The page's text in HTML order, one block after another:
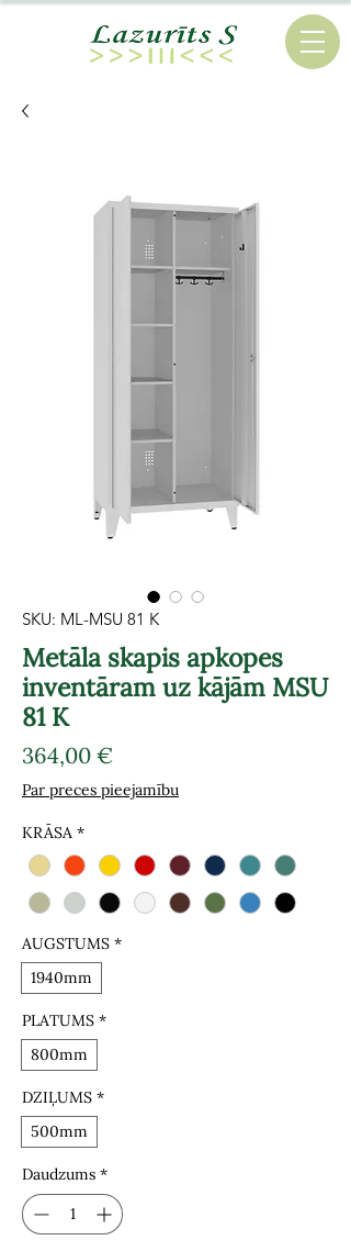
SKU: ML-MSU 81 K
Metāla skapis apkopes
inventāram uz kājām MSU
81 K
364,00 €Cena
Par preces pieejamību
KRĀSA *
AUGSTUMS *
1940mm
PLATUMS *
800mm
DZIĻUMS *
500mm
Daudzums *